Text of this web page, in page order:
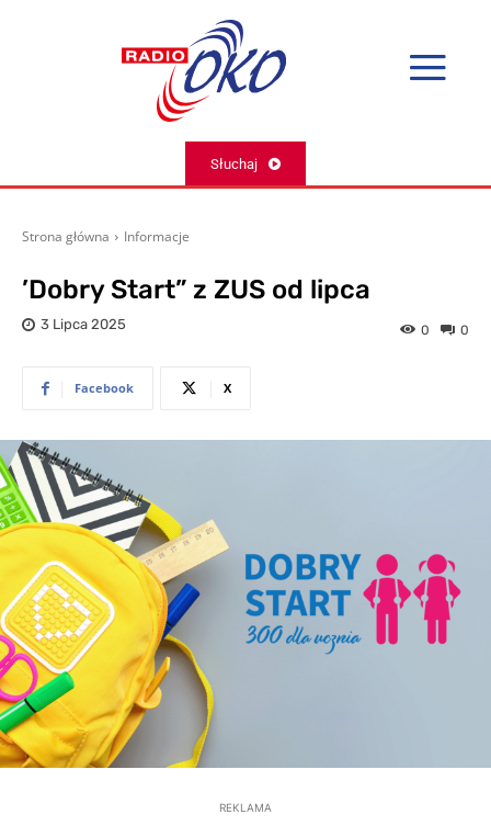
Słuchaj
Strona główna Informacje
’Dobry Start” z ZUS od lipca
3 Lipca 2025 0
0
Facebook X
REKLAMA